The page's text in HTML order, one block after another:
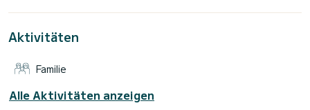
Anschluss, Deckdusche, Bluetooth-Verbindung.
Wenn Sie Fragen zum Boot oder zu den Mietbedingungen
haben, können Sie über die Samboat-Plattform eine
Aktivitäten
Familie
Alle Aktivitäten anzeigen